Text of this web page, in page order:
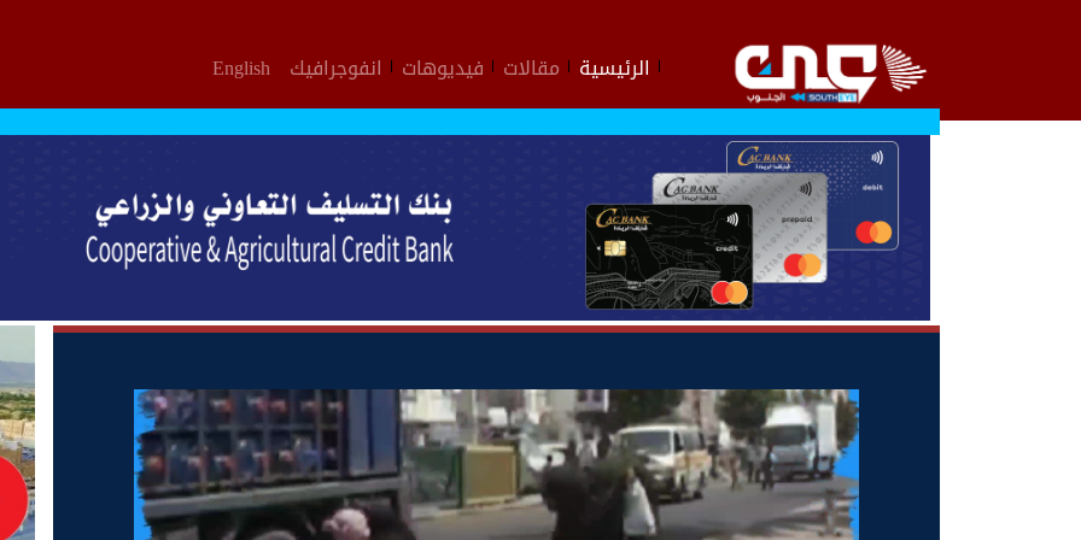
الرئيسية مقالات فيديوهات انفوجرافيك English